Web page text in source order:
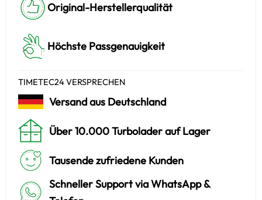
Original-Herstellerqualität
Höchste Passgenauigkeit
TIMETEC24 VERSPRECHEN
Versand aus Deutschland
Über 10.000 Turbolader auf Lager
Tausende zufriedene Kunden
Schneller Support via WhatsApp &